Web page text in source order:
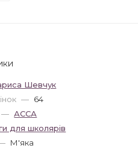
Шевчук
— 64
— АССА
для школярів
М'яка